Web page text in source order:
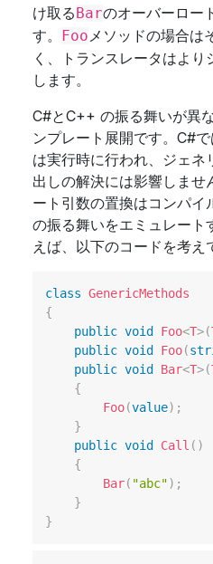
け取るBarのオーバーロー
す。 Fooメソッドの場合は
く、トランスレータはよ
します。
C#とC++ の振る舞いが異
ンプレート展開です。C#
は実行時に行われ、ジェネ
出しの解決には影響しま
ート引数の置換はコンパ
の振る舞いをエミュレート
えば、以下のコードを考え
class GenericMethods
{
public void Foo<T>(
public void Foo(
public void Bar<T>(
{
Foo(value) ;
}
public void Call ( )
{
Bar( "abc") ;
}
}